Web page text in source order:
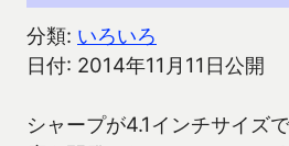
分類: いろいろ
日付: 2014年11月11日公開
シャープが4.1インチサイズ